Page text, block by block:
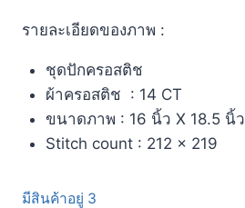
รายละเอียดของภาพ :
ชุดปักครอสติช
ผ้าครอสติช : 14 CT
ขนาดภาพ : 16 นิ้ว X 18.5 นิ้ว
Stitch count : 212 x 219
มีสินค้าอยู่ 3